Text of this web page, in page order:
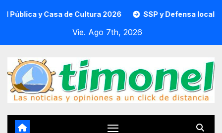
y Casa de Cultura 2026 SSP y Defensa localizan
Vie. Ago 7th, 2026